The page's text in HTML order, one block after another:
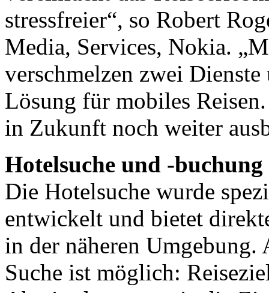
stressfreier“, so Robert
Media, Services, Nokia.
verschmelzen zwei
Lösung für mobiles
in Zukunft noch weiter
Hotelsuche und -
Die Hotelsuche wurde
entwickelt und bietet
in der näheren
Suche ist möglich: